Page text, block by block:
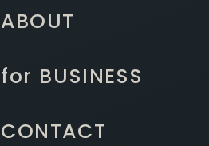
ABOUT
for BUSINESS
CONTACT